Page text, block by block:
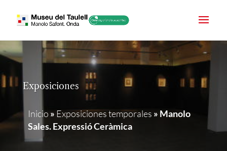
Exposiciones
Inicio » Exposiciones temporales » Manolo
Sales. Expressió Ceràmica